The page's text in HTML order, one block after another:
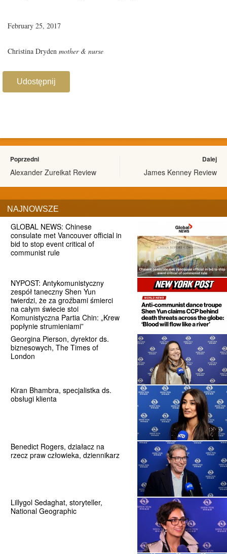
February 25, 2017
Christina Dryden mother & nurse
Udostępnij
Poprzedni
Alexander Zureikat Review
Dalej
James Kenney Review
NAJNOWSZE
GLOBAL NEWS: Chinese
consulate met Vancouver official in
bid to stop event critical of
communist rule
NYPOST: Antykomunistyczny
zespół taneczny Shen Yun
twierdzi, że za groźbami śmierci
na całym świecie stoi
Komunistyczna Partia Chin: „Krew
popłynie strumieniami”
Georgina Pierson, dyrektor ds.
biznesowych, The Times of
London
Kiran Bhambra, specjalistka ds.
obsługi klienta
Benedict Rogers, działacz na
rzecz praw człowieka, dziennikarz
Lillygol Sedaghat, storyteller,
National Geographic